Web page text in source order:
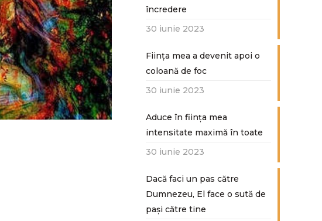
încredere
30 iunie 2023
Ființa mea a devenit apoi o
coloană de foc
30 iunie 2023
Aduce în ființa mea
intensitate maximă în toate
30 iunie 2023
Dacă faci un pas către
Dumnezeu, El face o sută de
paşi către tine